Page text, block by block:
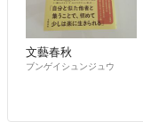
文藝春秋
ブンゲイシュンジュウ